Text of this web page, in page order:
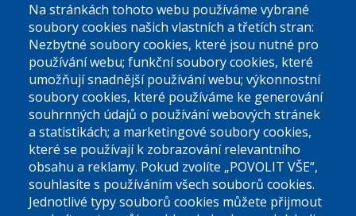
El. podatelna (bez el. podpisu):
podatelna@praha9.cz
Úřední dny:
Po a St: 08.00-12.00; 13.00-18.00
Na stránkách tohoto webu používáme vybrané
soubory cookies našich vlastních a třetích stran:
Nezbytné soubory cookies, které jsou nutné pro
používání webu; funkční soubory cookies, které
umožňují snadnější používání webu; výkonnostní
soubory cookies, které používáme ke generování
souhrnných údajů o používání webových stránek
a statistikách; a marketingové soubory cookies,
které se používají k zobrazování relevantního
obsahu a reklamy. Pokud zvolíte „POVOLIT VŠE“,
souhlasíte s používáním všech souborů cookies.
Jednotlivé typy souborů cookies můžete přijmout